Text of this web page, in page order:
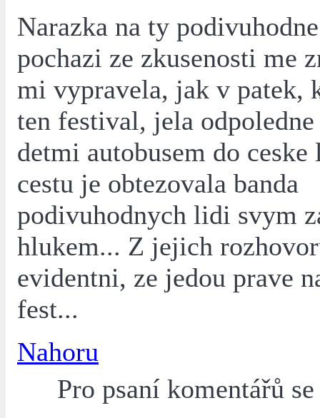
Narazka na ty
pochazi ze zkusenosti me
mi vypravela, jak v patek,
ten festival, jela
detmi autobusem do
cestu je obtezovala banda
podivuhodnych lidi svym
hlukem... Z jejich
evidentni, ze jedou prave
fest...
Nahoru
Pro psaní komentářů